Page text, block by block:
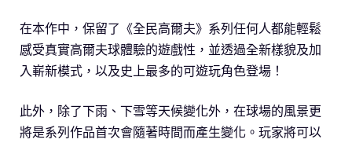
在本作中，保留了《全民高爾夫》系列任何人都能輕鬆
感受真實高爾夫球體驗的遊戲性，並透過全新樣貌及加
入嶄新模式，以及史上最多的可遊玩角色登場！
此外，除了下雨、下雪等天候變化外，在球場的風景更
將是系列作品首次會隨著時間而產生變化。玩家將可以